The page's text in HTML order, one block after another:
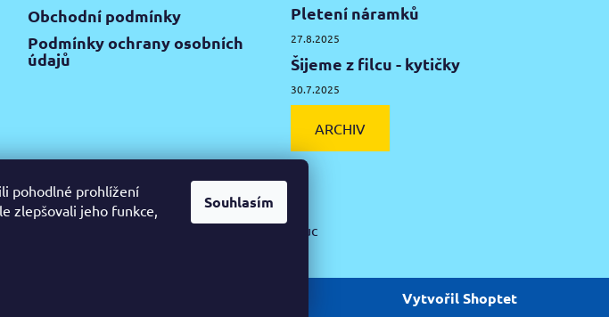
pohodlné prohlížení
zlepšovali jeho funkce,
Souhlasím
i
u
Obchodní podmínky
Podmínky ochrany osobních
údajů
Pletení náramků
27.8.2025
Šijeme z filcu - kytičky
30.7.2025
ARCHIV
Keramická hlína Olomouc
Vytvořil Shoptet